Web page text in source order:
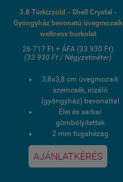
3.8 Türkizzöld - Shell Crystal -
Gyöngyház bevonatú üvegmozaik
wellness burkolat
26 717 Ft + ÁFA (33 930 Ft)
(33 930 Ft / Négyzetméter)
3,8x3,8 cm üvegmozaik
szemcsék, irizáló
(gyöngyház) bevonattal
Élei és sarkai
gömbölyítettek
2 mm fugahézag
Súlya: 1,04 kg - 1 lap /
21,166 kg - 1 doboz
1 doboz 2 négyzetmér /
AJÁNLATKÉRÉS